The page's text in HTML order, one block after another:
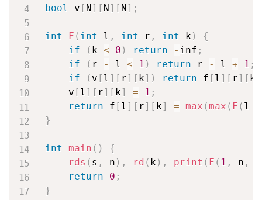
bool v [ N] [ N] [ N] ;
int F ( int l , int r , int k)
{
if
( k < 0 ) return - inf ;
if
( r - l < 1 ) return r - l + 1 ;
if
( v [ l ] [ r] [ k] ) return f [ l ] [ r] [ k
    v
[ l ] [ r] [ k] = 1 ;
return f [ l ] [ r] [ k] = max (max ( F ( l
}
int main ( )
{
rds ( s , n ) , rd ( k) , print ( F ( 1 , n ,
return
0 ;
}